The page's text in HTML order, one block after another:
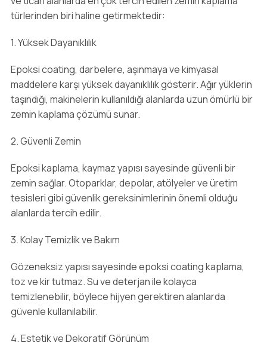
türlerinden biri haline getirmektedir:
1. Yüksek Dayanıklılık
Epoksi coating, darbelere, aşınmaya ve kimyasal
maddelere karşı yüksek dayanıklılık gösterir. Ağır yüklerin
taşındığı, makinelerin kullanıldığı alanlarda uzun ömürlü bir
zemin kaplama çözümü sunar.
2. Güvenli Zemin
Epoksi kaplama, kaymaz yapısı sayesinde güvenli bir
zemin sağlar. Otoparklar, depolar, atölyeler ve üretim
tesisleri gibi güvenlik gereksinimlerinin önemli olduğu
alanlarda tercih edilir.
3. Kolay Temizlik ve Bakım
Gözeneksiz yapısı sayesinde epoksi coating kaplama,
toz ve kir tutmaz. Su ve deterjan ile kolayca
temizlenebilir, böylece hijyen gerektiren alanlarda
güvenle kullanılabilir.
4. Estetik ve Dekoratif Görünüm